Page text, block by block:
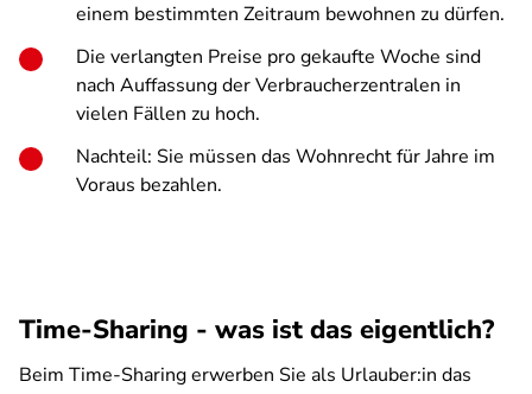
einem bestimmten Zeitraum bewohnen zu dürfen.
Die verlangten Preise pro gekaufte Woche sind
nach Auffassung der Verbraucherzentralen in
vielen Fällen zu hoch.
Nachteil: Sie müssen das Wohnrecht für Jahre im
Voraus bezahlen.
Time-Sharing - was ist das eigentlich?
Beim Time-Sharing erwerben Sie als Urlauber:in das